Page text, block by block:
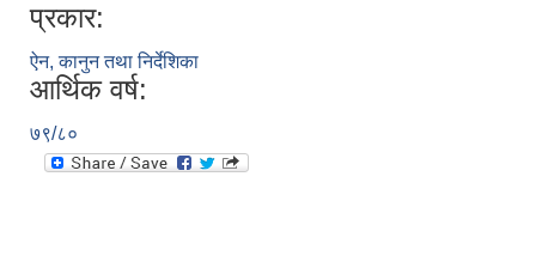
प्रकार:
ऐन, कानुन तथा निर्देशिका
आर्थिक वर्ष:
७९/८०